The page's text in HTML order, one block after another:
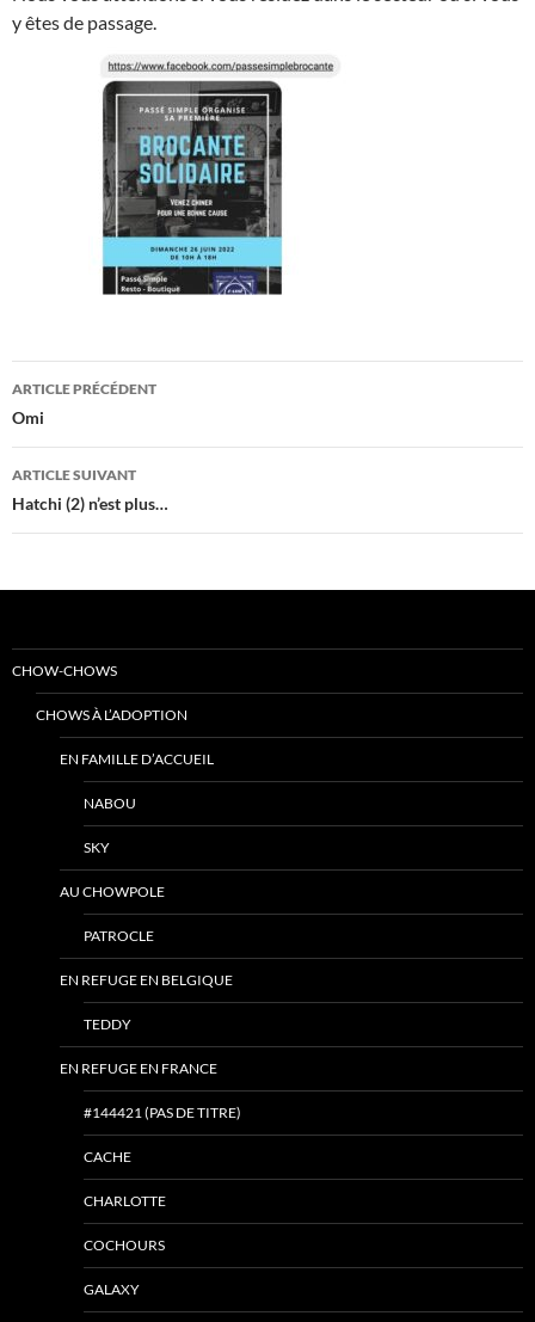
y êtes de passage.
Navigation
des
articles
ARTICLE PRÉCÉDENT
Omi
ARTICLE SUIVANT
Hatchi (2) n’est plus…
CHOW-CHOWS
CHOWS À L’ADOPTION
EN FAMILLE D’ACCUEIL
NABOU
SKY
AU CHOWPOLE
PATROCLE
EN REFUGE EN BELGIQUE
TEDDY
EN REFUGE EN FRANCE
#144421 (PAS DE TITRE)
CACHE
CHARLOTTE
COCHOURS
GALAXY